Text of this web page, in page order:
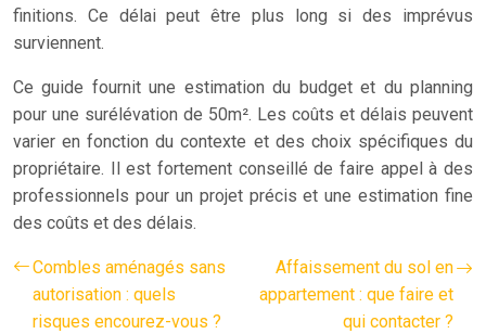
finitions. Ce délai peut être plus long si des imprévus
surviennent.
Ce guide fournit une estimation du budget et du planning
pour une surélévation de 50m². Les coûts et délais peuvent
varier en fonction du contexte et des choix spécifiques du
propriétaire. Il est fortement conseillé de faire appel à des
professionnels pour un projet précis et une estimation fine
des coûts et des délais.
Combles aménagés sans
autorisation : quels
risques encourez-vous ?
Affaissement du sol en
appartement : que faire et
qui contacter ?